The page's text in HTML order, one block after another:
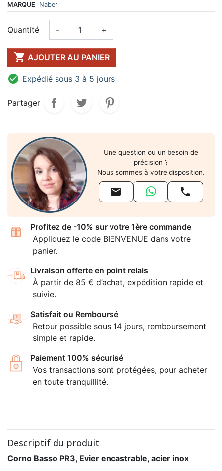
MARQUE
Naber
Quantité - +
 AJOUTER AU PANIER
 Expédié sous 3 à 5 jours
Partager
Une question ou un besoin de
précision ?
Nous sommes à votre disposition.
 
Profitez de -10% sur votre 1ère commande
Appliquez le code BIENVENUE dans votre
panier.
Livraison offerte en point relais
À partir de 85 € d’achat, expédition rapide et
suivie.
Satisfait ou Remboursé
Retour possible sous 14 jours, remboursement
simple et rapide.
Paiement 100% sécurisé
Vos transactions sont protégées, pour acheter
en toute tranquillité.
Descriptif du produit
Corno Basso PR3, Evier encastrable, acier inox